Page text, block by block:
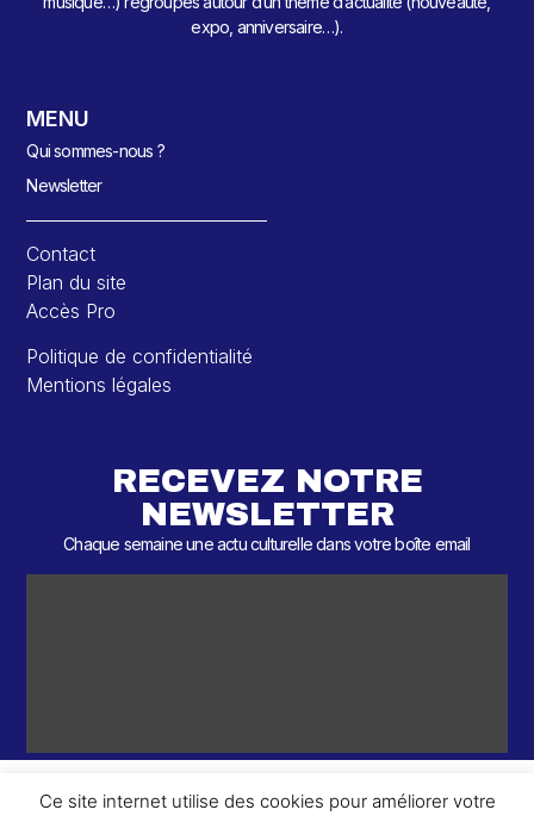
expo, anniversaire…).
MENU
Qui sommes-nous ?
Newsletter
Contact
Plan du site
Accès Pro
Politique de confidentialité
Mentions légales
RECEVEZ NOTRE
NEWSLETTER
Chaque semaine une actu culturelle dans votre boîte email
Ce site internet utilise des cookies pour améliorer votre